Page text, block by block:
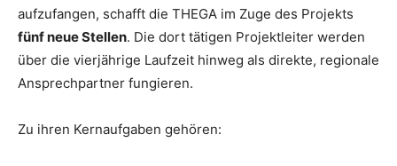
aufzufangen, schafft die THEGA im Zuge des Projekts
fünf neue Stellen. Die dort tätigen Projektleiter werden
über die vierjährige Laufzeit hinweg als direkte, regionale
Ansprechpartner fungieren.
Zu ihren Kernaufgaben gehören: